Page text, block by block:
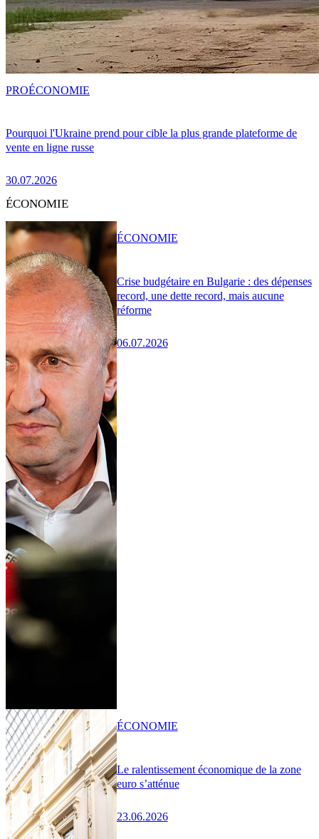
Pourquoi l'Ukraine prend pour cible la plus grande plateforme de
vente en ligne russe
30.07.2026
PROÉCONOMIE
ÉCONOMIE
Crise budgétaire en Bulgarie : des dépenses
record, une dette record, mais aucune
réforme
06.07.2026
ÉCONOMIE
Le ralentissement économique de la zone
euro s’atténue
23.06.2026
ÉCONOMIE